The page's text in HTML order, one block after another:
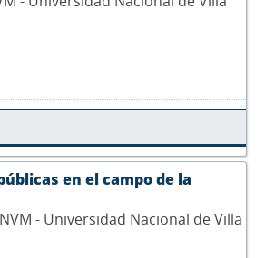
en el campo de la
- Universidad Nacional de Villa